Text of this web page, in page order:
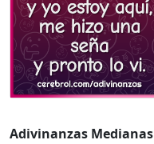
Adivinanzas Medianas